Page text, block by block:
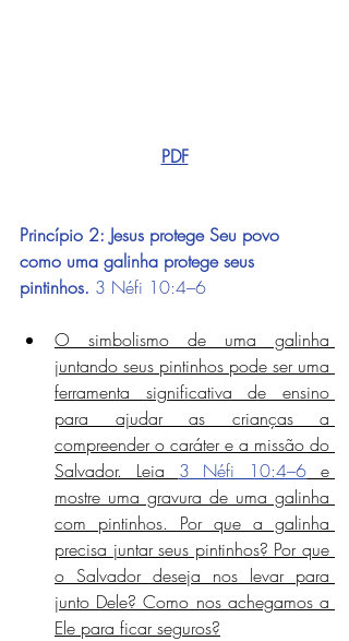
PDF
Princípio 2: Jesus protege Seu povo
como uma galinha protege seus
pintinhos. 3 Néfi 10:4–6
O simbolismo de uma galinha
juntando seus pintinhos pode ser uma
ferramenta significativa de ensino
para ajudar as crianças a
compreender o caráter e a missão do
Salvador. Leia 3 Néfi 10:4–6 e
mostre uma gravura de uma galinha
com pintinhos. Por que a galinha
precisa juntar seus pintinhos? Por que
o Salvador deseja nos levar para
junto Dele? Como nos achegamos a
Ele para ficar seguros?